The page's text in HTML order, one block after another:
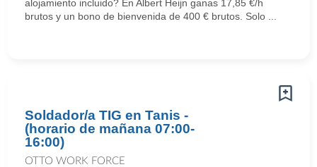
alojamiento incluido? En Albert Heijn ganas 17,85 €/h
brutos y un bono de bienvenida de 400 € brutos. Solo ...
Soldador/a TIG en Tanis -
(horario de mañana 07:00-
16:00)
OTTO WORK FORCE